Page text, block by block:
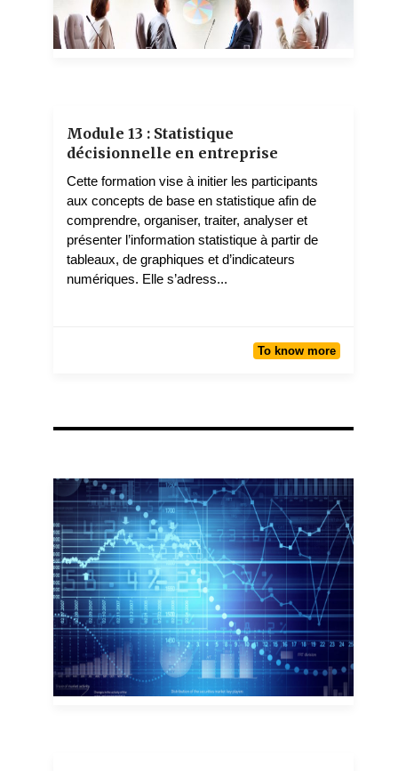
Module 13 : Statistique
décisionnelle en entreprise
Cette formation vise à initier les participants
aux concepts de base en statistique afin de
comprendre, organiser, traiter, analyser et
présenter l’information statistique à partir de
tableaux, de graphiques et d’indicateurs
numériques. Elle s’adress...
To know more